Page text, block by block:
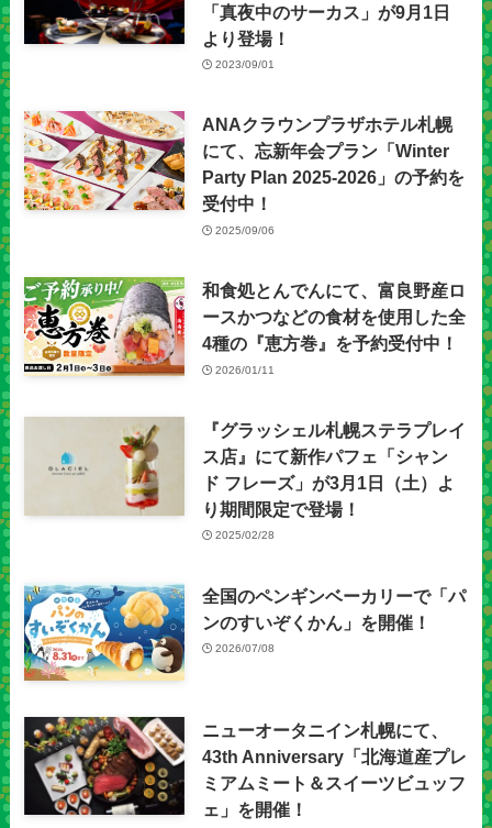
「真夜中のサーカス」が9月1日
より登場！
2023/09/01
ANAクラウンプラザホテル札幌
にて、忘新年会プラン「Winter
Party Plan 2025-2026」の予約を
受付中！
2025/09/06
和食処とんでんにて、富良野産ロ
ースかつなどの食材を使用した全
4種の『恵方巻』を予約受付中！
2026/01/11
『グラッシェル札幌ステラプレイ
ス店』にて新作パフェ「シャン
ド フレーズ」が3月1日（土）よ
り期間限定で登場！
2025/02/28
全国のペンギンベーカリーで「パ
ンのすいぞくかん」を開催！
2026/07/08
ニューオータニイン札幌にて、
43th Anniversary「北海道産プレ
ミアムミート＆スイーツビュッフ
ェ」を開催！